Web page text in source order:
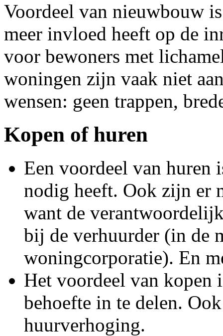
Voordeel van nieuwbouw
meer invloed heeft op de
voor bewoners met
woningen zijn vaak niet
wensen: geen trappen,
Kopen of huren
Een voordeel van huren
nodig heeft. Ook zijn er
want de
bij de verhuurder (in de
woningcorporatie). En
Het voordeel van kopen
behoefte in te delen.
huurverhoging.